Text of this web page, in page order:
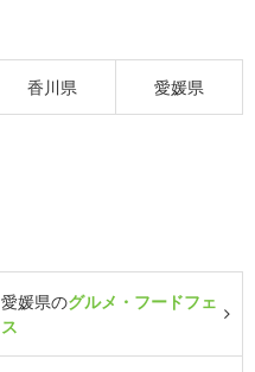
香川県 愛媛県
愛媛県のグルメ・フードフェ
ス